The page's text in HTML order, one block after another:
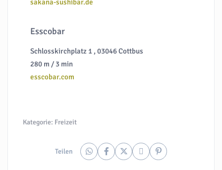
sakana-sushibar.de
Esscobar
Schlosskirchplatz 1 , 03046 Cottbus
280 m / 3 min
esscobar.com
Kategorie: Freizeit
Teilen